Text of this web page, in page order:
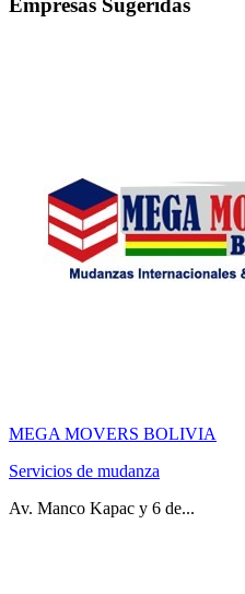
MEGA MOVERS BOLIVIA
Servicios de mudanza
Av. Manco Kapac y 6 de...